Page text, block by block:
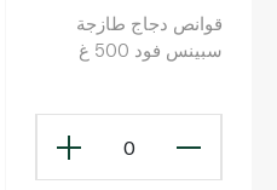
قوانص دجاج طازجة
سبينس فود 500 غ
0